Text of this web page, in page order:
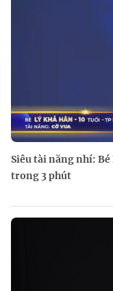
Siêu tài năng nhí: Bé
trong 3 phút